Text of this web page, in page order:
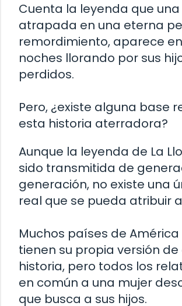
Cuenta la leyenda que
atrapada en una eterna
remordimiento, aparece
noches llorando por sus
perdidos.
Pero, ¿existe alguna base
esta historia aterradora?
Aunque la leyenda de La
sido transmitida de
generación, no existe una
real que se pueda atribuir
Muchos países de América
tienen su propia versión de
historia, pero todos los
en común a una mujer
que busca a sus hijos.